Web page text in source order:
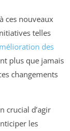
à ces nouveaux
telles
des
plus que jamais
changements
crucial d’agir
les